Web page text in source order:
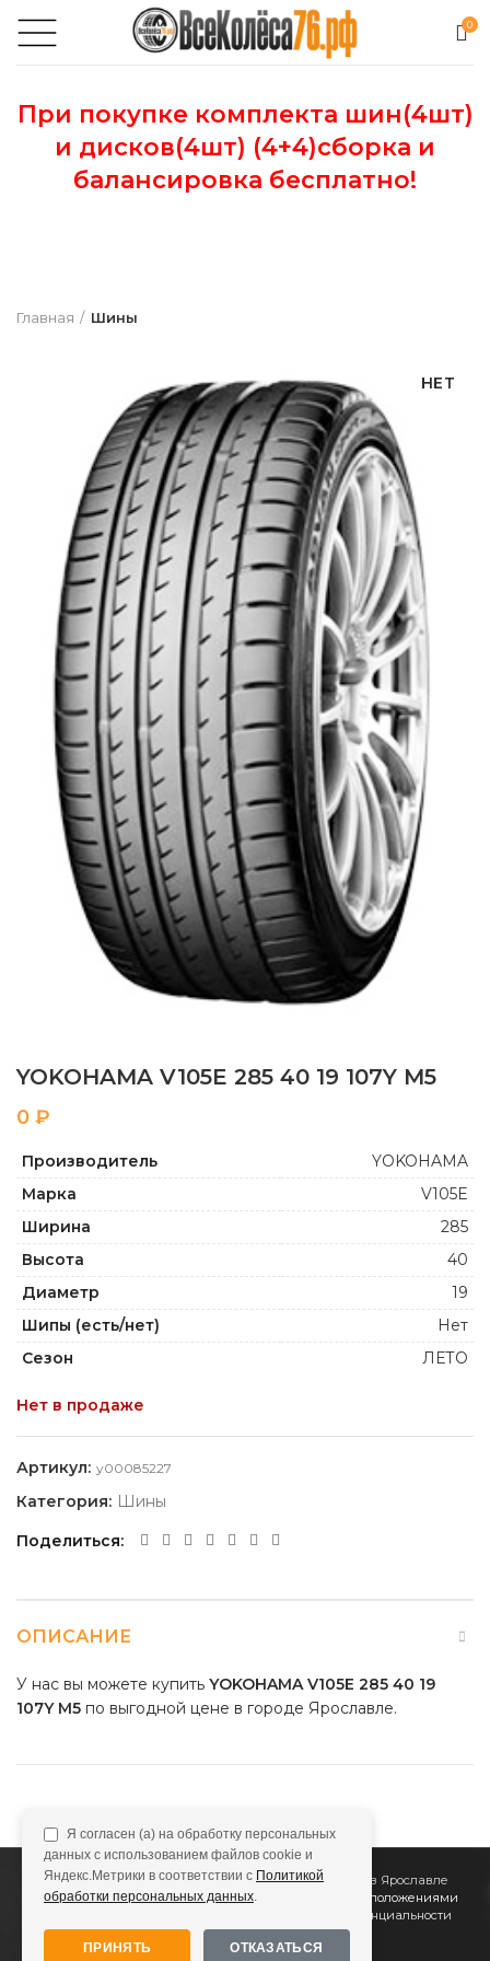
0
При покупке комплекта шин(4шт)
и дисков(4шт) (4+4)сборка и
балансировка бесплатно!
Главная Шины
НЕТ
YOKOHAMA V105E 285 40 19 107Y M5
₽
Производитель
YOKOHAMA
Марка
V105E
Ширина
285
Высота
40
Диаметр
19
Шипы (есть/нет)
Нет
Сезон
ЛЕТО
Нет в продаже
Артикул: y00085227
Категория: Шины
Поделиться
ОПИСАНИЕ
У нас вы можете купить YOKOHAMA V105E 285 40 19
107Y M5 по выгодной цене в городе Ярославле.
2011Все Колёса Интернет-магазин шин и дисков в Ярославле
Сайт не является публичной офертой, определяемой положениями
Политике конфиденциальности
Я согласен (а) на обработку персональных
данных с использованием файлов cookie и
Яндекс.Метрики в соответствии с Политикой
обработки персональных данных.
ПРИНЯТЬ ОТКАЗАТЬСЯ